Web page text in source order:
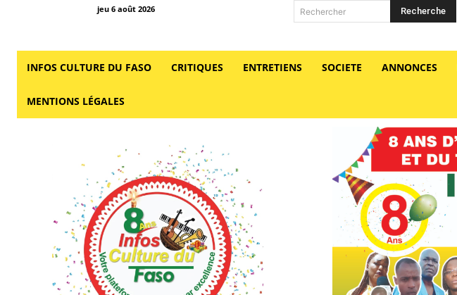
jeu 6 août 2026 Rechercher Recherche
INFOS CULTURE DU FASO CRITIQUES ENTRETIENS SOCIETE ANNONCES
MENTIONS LÉGALES